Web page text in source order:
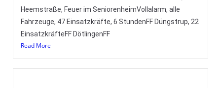
Heemstraße, Feuer im SeniorenheimVollalarm, alle
Fahrzeuge, 47 Einsatzkräfte, 6 StundenFF Düngstrup, 22
EinsatzkräfteFF DötlingenFF
Read More